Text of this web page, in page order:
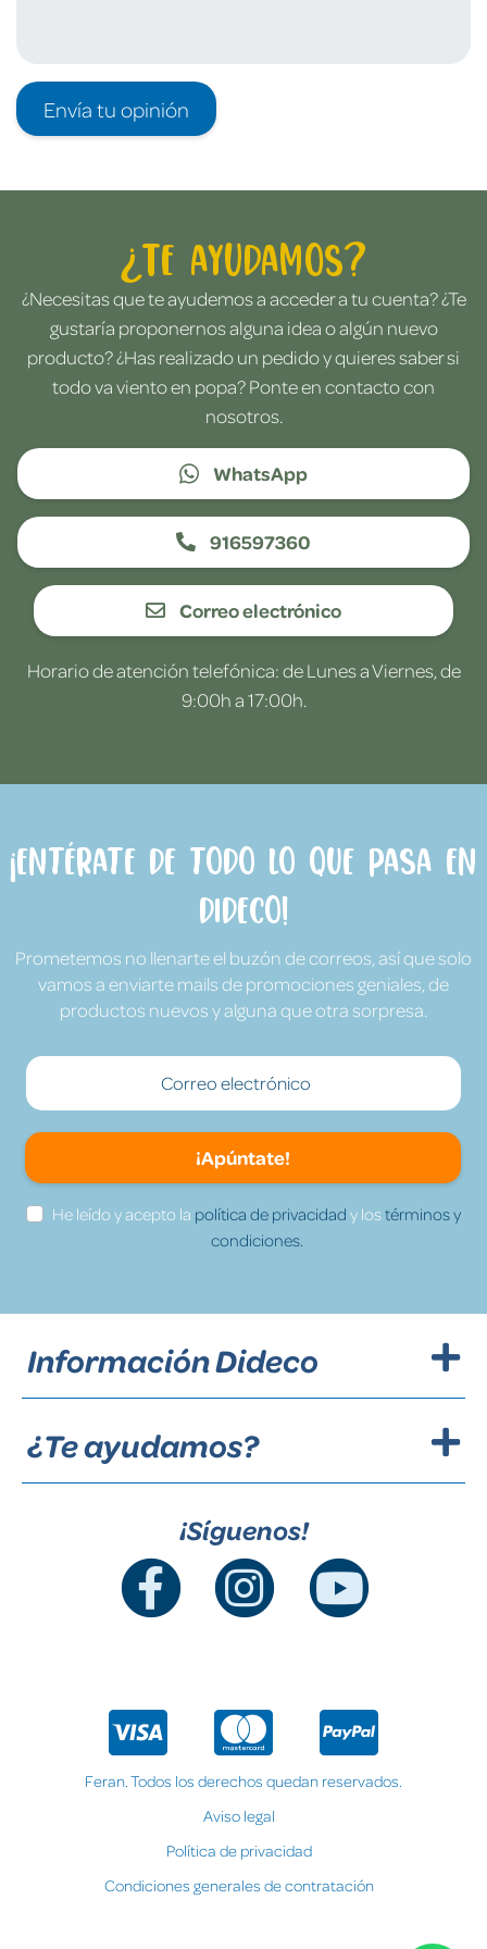
Envía tu opinión
¿Te ayudamos?
¿Necesitas que te ayudemos a acceder a tu cuenta? ¿Te
gustaría proponernos alguna idea o algún nuevo
producto? ¿Has realizado un pedido y quieres saber si
todo va viento en popa? Ponte en contacto con
nosotros.
WhatsApp
916597360
Correo electrónico
Horario de atención telefónica: de Lunes a Viernes, de
9:00h a 17:00h.
¡Entérate de todo lo que pasa en
Dideco!
Prometemos no llenarte el buzón de correos, así que solo
vamos a enviarte mails de promociones geniales, de
productos nuevos y alguna que otra sorpresa.
¡Apúntate!
He leído y acepto la política de privacidad y lostérminos y
condiciones.
Información Dideco
¿Te ayudamos?
¡Síguenos!
Feran. Todos los derechos quedan reservados.
Aviso legal
Política de privacidad
Condiciones generales de contratación